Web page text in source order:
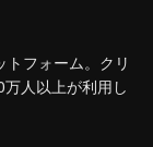
フォーム。クリ
人以上が利用し